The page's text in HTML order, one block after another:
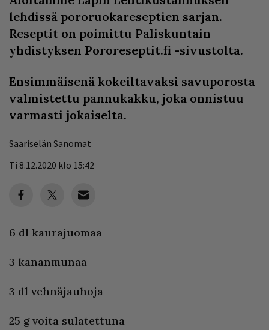
lehdissä pororuokareseptien sarjan.
Reseptit on poimittu Paliskuntain
yhdistyksen Pororeseptit.fi -sivustolta.
Ensimmäisenä kokeiltavaksi savuporosta
valmistettu pannukakku, joka onnistuu
varmasti jokaiselta.
Saariselän Sanomat
Ti 8.12.2020 klo 15:42
6 dl kaurajuomaa
3 kananmunaa
3 dl vehnäjauhoja
25 g voita sulatettuna